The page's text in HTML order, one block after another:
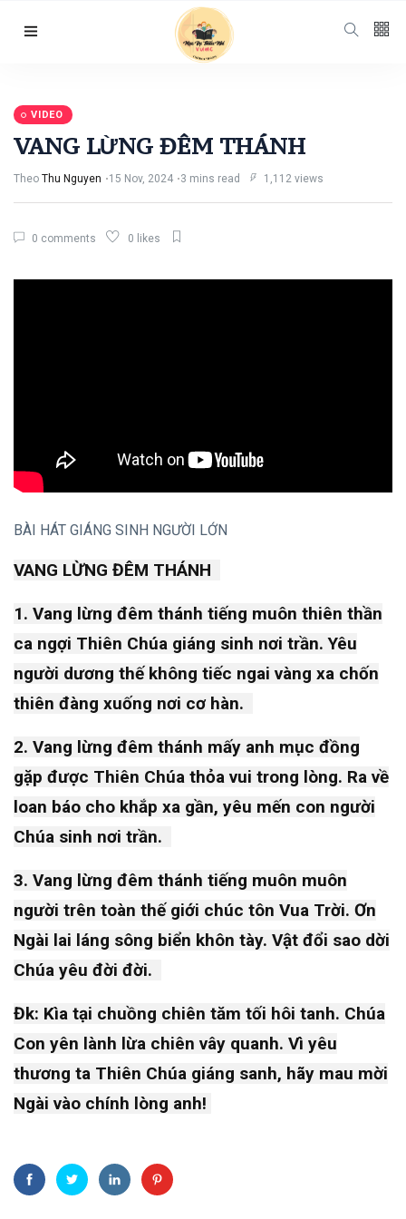
Follow us
65
THEO MÙA
(24)
Bài viết
mới nhất
B
VANG
LỪNG
ĐÊM
THÁNH
15
Nov,
1,112
views
THEO MÙA
HUẤN
LUYỆN
GIÁO VIÊN
THÁNH
KINH HÈ
MIỀN BẮC
17/05/2023)
07
Jun,
1,257
views
HAY Ý ĐẸP
SỰ KHÔN
NGOAN
16
Dec,
2022
1,195
MỤC
ĐÍCH
VIDEO
VANG LỪNG ĐÊM THÁNH
Theo Thu Nguyen 15 Nov, 2024 3 mins read 1,112 views
0 comments 0 likes
BÀI HÁT GIÁNG SINH NGƯỜI LỚN
VANG LỪNG ĐÊM THÁNH
1. Vang lừng đêm thánh tiếng muôn thiên thần
ca ngợi Thiên Chúa giáng sinh nơi trần. Yêu
người dương thế không tiếc ngai vàng xa chốn
thiên đàng xuống nơi cơ hàn.
2. Vang lừng đêm thánh mấy anh mục đồng
gặp được Thiên Chúa thỏa vui trong lòng. Ra về
loan báo cho khắp xa gần, yêu mến con người
Chúa sinh nơi trần.
3. Vang lừng đêm thánh tiếng muôn muôn
người trên toàn thế giới chúc tôn Vua Trời. Ơn
Ngài lai láng sông biển khôn tày. Vật đổi sao dời
Chúa yêu đời đời.
Đk: Kìa tại chuồng chiên tăm tối hôi tanh. Chúa
Con yên lành lừa chiên vây quanh. Vì yêu
thương ta Thiên Chúa giáng sanh, hãy mau mời
Ngài vào chính lòng anh!